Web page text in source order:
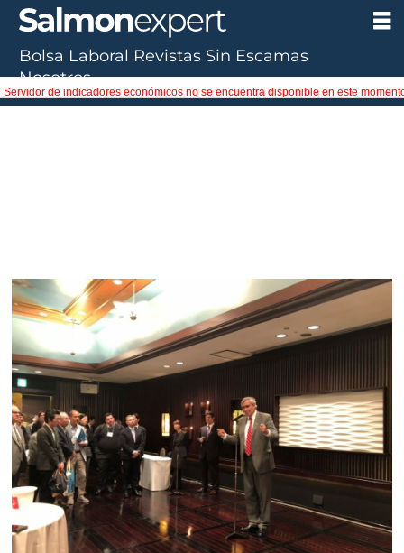
Bolsa Laboral Revistas Sin Escamas
Nosotros
Servidor de indicadores económicos no se encuentra disponible en este